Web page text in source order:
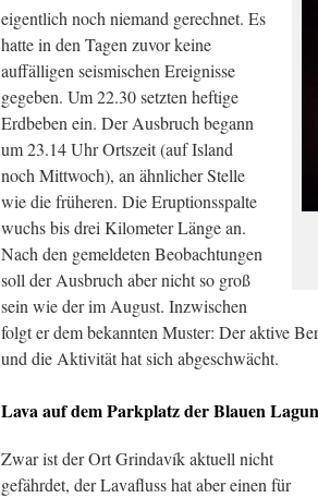
eigentlich noch niemand gerechnet. Es
hatte in den Tagen zuvor keine
auffälligen seismischen Ereignisse
gegeben. Um 22.30 setzten heftige
Erdbeben ein. Der Ausbruch begann
um 23.14 Uhr Ortszeit (auf Island
noch Mittwoch), an ähnlicher Stelle
wie die früheren. Die Eruptionsspalte
wuchs bis drei Kilometer Länge an.
Nach den gemeldeten Beobachtungen
soll der Ausbruch aber nicht so groß
sein wie der im August. Inzwischen
folgt er dem bekannten Muster: Der aktive
und die Aktivität hat sich abgeschwächt.
Lava auf dem Parkplatz der Blauen
Zwar ist der Ort Grindavík aktuell nicht
gefährdet, der Lavafluss hat aber einen für